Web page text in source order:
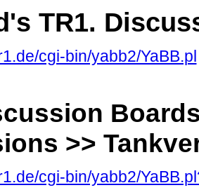
TR1.
cgi-bin/yabb2/YaBB.pl
>>
cgi-bin/yabb2/